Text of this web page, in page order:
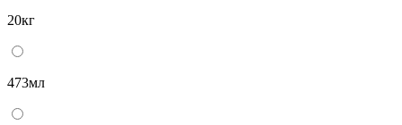
20кг
473мл